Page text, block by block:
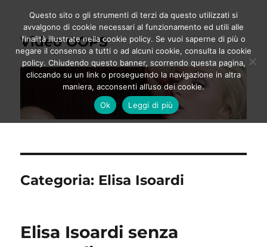
Video OOPS
Categoria: Elisa Isoardi
Elisa Isoardi senza
Questo sito o gli strumenti di terzi da questo utilizzati si
avvalgono di cookie necessari al funzionamento ed utili alle
finalità illustrate nella cookie policy. Se vuoi saperne di più o
negare il consenso a tutti o ad alcuni cookie, consulta la cookie
policy. Chiudendo questo banner, scorrendo questa pagina,
cliccando su un link o proseguendo la navigazione in altra
maniera, acconsenti all’uso dei cookie.
Ok
Leggi di più